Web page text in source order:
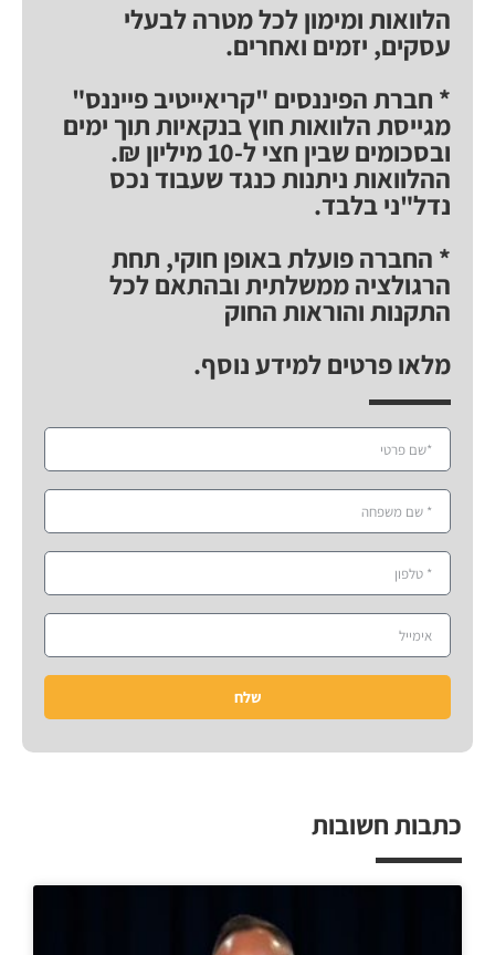
הלוואות ומימון לכל מטרה לבעלי
עסקים, יזמים ואחרים.
* חברת הפיננסים "קריאייטיב פייננס"
מגייסת הלוואות חוץ בנקאיות תוך ימים
ובסכומים שבין חצי ל-10 מיליון ₪.
ההלוואות ניתנות כנגד שעבוד נכס
נדל"ני בלבד.
* החברה פועלת באופן חוקי, תחת
הרגולציה ממשלתית ובהתאם לכל
התקנות והוראות החוק
מלאו פרטים למידע נוסף.
שלח
כתבות חשובות